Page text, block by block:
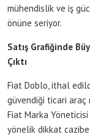
mühendislik ve iş
önüne seriyor.
Satış Grafiğinde
Çıktı
Fiat Doblo, ithal
güvendiği ticari araç
Fiat Marka
yönelik dikkat